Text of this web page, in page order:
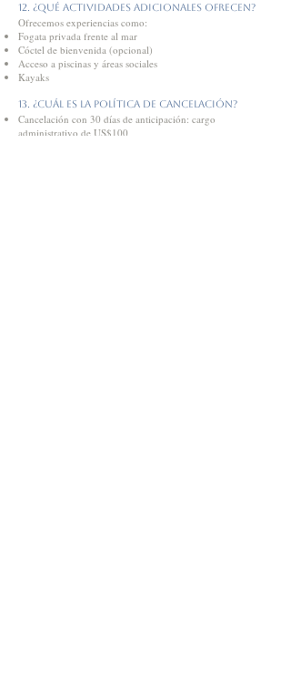
12. ¿Qué actividades adicionales ofrecen?
Ofrecemos experiencias como:
Fogata privada frente al mar
Cóctel de bienvenida (opcional)
Acceso a piscinas y áreas sociales
Kayaks
13. ¿Cuál es la política de cancelación?
Cancelación con 30 días de anticipación: cargo
administrativo de US$100